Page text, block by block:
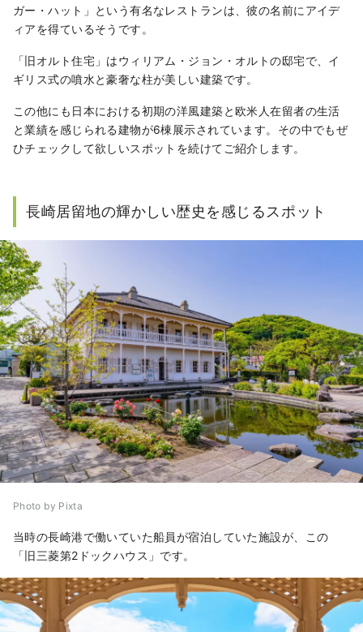
ガー・ハット」という有名なレストランは、彼の名前にアイデ
ィアを得ているそうです。
「旧オルト住宅」はウィリアム・ジョン・オルトの邸宅で、イ
ギリス式の噴水と豪奢な柱が美しい建築です。
この他にも日本における初期の洋風建築と欧米人在留者の生活
と業績を感じられる建物が6棟展示されています。その中でもぜ
ひチェックして欲しいスポットを続けてご紹介します。
長崎居留地の輝かしい歴史を感じるスポット
Photo by Pixta
当時の長崎港で働いていた船員が宿泊していた施設が、この
「旧三菱第2ドックハウス」です。